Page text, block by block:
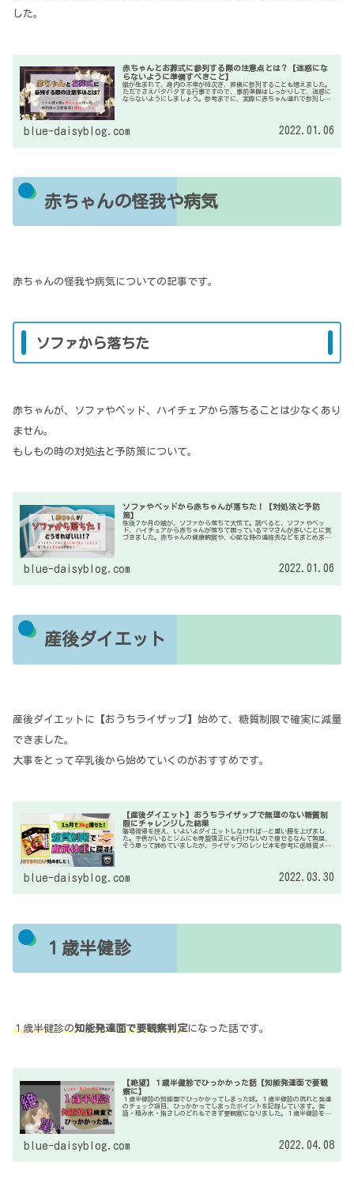
した。
赤ちゃんとお葬式に参列する際の注意点とは？【迷惑にな
らないように準備すべきこと】
娘が生まれて、身内の不幸が相次ぎ、葬儀に参列することも増えました。
ただでさえバタバタする行事ですので、事前準備はしっかりして、迷惑に
ならないようにしましょう。参考までに、実際に赤ちゃん連れで参列し
blue-daisyblog.com 2022.01.06
赤ちゃんの怪我や病気
赤ちゃんの怪我や病気についての記事です。
ソファから落ちた
赤ちゃんが、ソファやベッド、ハイチェアから落ちることは少なくあり
ません。
もしもの時の対処法と予防策について。
ソファやベッドから赤ちゃんが落ちた！【対処法と予防
策】
生後７か月の娘が、ソファから落ちて大慌て。調べると、ソファやベッ
ド、ハイチェアから赤ちゃんが落ちて困っているママさんが多いことに気
づきました。赤ちゃんの健康観察や、心配な時の連絡先などをまとめまし
blue-daisyblog.com 2022.01.06
産後ダイエット
産後ダイエットに【おうちライザップ】始めて、糖質制限で確実に減量
できました。
大事をとって卒乳後から始めていくのがおすすめです。
【産後ダイエット】おうちライザップで無理のない糖質制
限にチャレンジした結果
職場復帰を控え、いよいよダイエットしなければ…と重い腰を上げまし
た。子供がいるとジムにも骨盤矯正にも行けないので痩せるなんて無理、
そう思って諦めていましたが、ライザップのレシピ本を参考に低糖質メニ
blue-daisyblog.com 2022.03.30
１歳半健診
１歳半健診の知能発達面で要観察判定になった話です。
【絶望】１歳半健診でひっかかった話【知能発達面で要観
察に】
１歳半健診の知能面でひっかかってしまった話。１歳半健診の流れと発達
のチェック項目、ひっかかってしまったポイントを記録しています。発
語・積み木・指さしのどれもできず要観察になりました。１歳半健診をひ
blue-daisyblog.com 2022.04.08